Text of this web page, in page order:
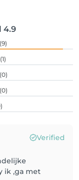
4.9
(9)
(1)
(0)
(0)
Verified
ik ,ga met